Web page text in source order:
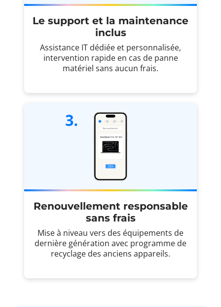
Le support et la maintenance
inclus
Assistance IT dédiée et personnalisée,
intervention rapide en cas de panne
matériel sans aucun frais.
Renouvellement responsable
sans frais
Mise à niveau vers des équipements de
dernière génération avec programme de
recyclage des anciens appareils.